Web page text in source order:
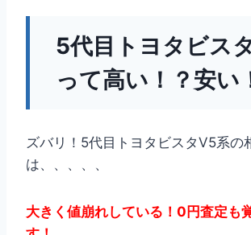
5代目トヨタビス
って高い！？安い
ズバリ！5代目トヨタビスタV5系の
は、、、、、
大きく値崩れしている！0円査定も